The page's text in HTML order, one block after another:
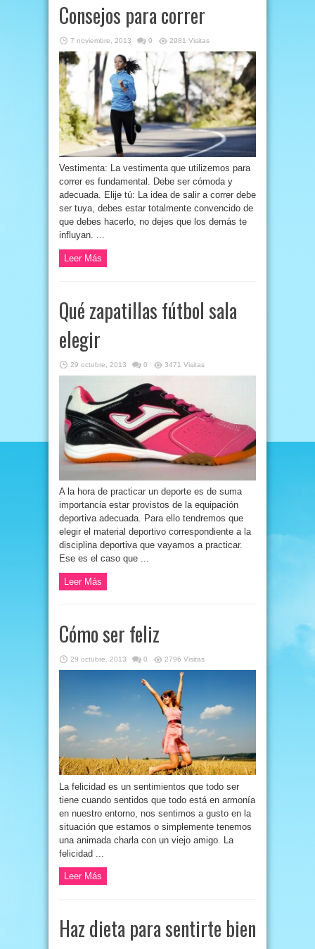
Consejos para correr
7 noviembre, 2013 0 2981 Visitas
Vestimenta: La vestimenta que utilizemos para
correr es fundamental. Debe ser cómoda y
adecuada. Elije tú: La idea de salir a correr debe
ser tuya, debes estar totalmente convencido de
que debes hacerlo, no dejes que los demás te
influyan. ...
Leer Más
Qué zapatillas fútbol sala
elegir
29 octubre, 2013 0 3471 Visitas
A la hora de practicar un deporte es de suma
importancia estar provistos de la equipación
deportiva adecuada. Para ello tendremos que
elegir el material deportivo correspondiente a la
disciplina deportiva que vayamos a practicar.
Ese es el caso que ...
Leer Más
Cómo ser feliz
29 octubre, 2013 0 2796 Visitas
La felicidad es un sentimientos que todo ser
tiene cuando sentidos que todo está en armonía
en nuestro entorno, nos sentimos a gusto en la
situación que estamos o simplemente tenemos
una animada charla con un viejo amigo. La
felicidad ...
Leer Más
Haz dieta para sentirte bien